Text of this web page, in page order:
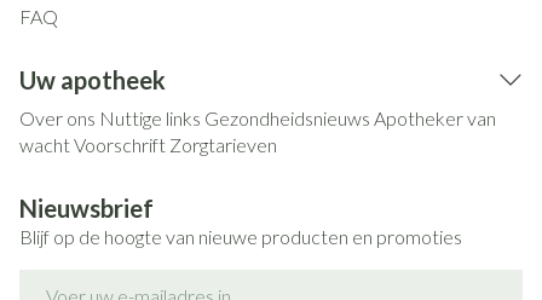
FAQ
Uw apotheek
Over ons Nuttige links Gezondheidsnieuws Apotheker van
wachtVoorschrift Zorgtarieven
Nieuwsbrief
Blijf op de hoogte van nieuwe producten en promoties